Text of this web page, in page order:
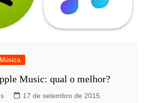
Música
Music: qual o melhor?
17 de setembro de 2015